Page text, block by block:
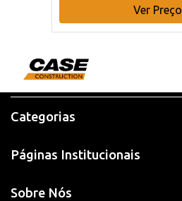
Ver Preço
Categorias
Páginas Institucionais
Sobre Nós